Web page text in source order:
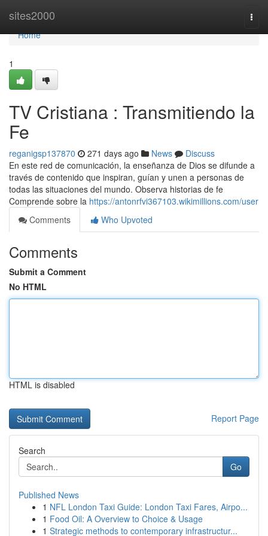
sites2000
Home
Home
1
TV Cristiana : Transmitiendo la
Fe
reganigsp137870 271 days ago News
Discuss
En este red de comunicación, la enseñanza de Dios se difunde a
través de contenido que inspiran, guían y unen a personas de
todas las situaciones del mundo. Observa historias de fe
Comprende sobre la https://antonrfvi367103.wikimillions.com/user
Comments
Who Upvoted
Comments
Submit a Comment
No HTML
HTML is disabled
Report Page
Search
Go
Published News
1 NFL London Taxi Guide: London Taxi Fares, Airpo...
1 Food Oil: A Overview to Choice & Usage
1 Strategic methods to contemporary infrastructur...